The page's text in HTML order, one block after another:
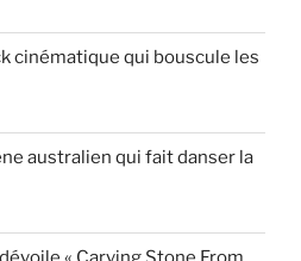
cinématique qui bouscule les
australien qui fait danser la